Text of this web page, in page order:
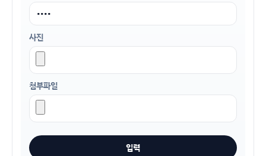
사진
첨부파일